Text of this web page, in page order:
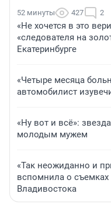
52 минуты 427 2
«Не хочется в это
«следователя на
Екатеринбурге
«Четыре месяца
автомобилист
«Ну вот и всё»:
молодым мужем
«Так неожиданно и
вспомнила о съемках
Владивостока